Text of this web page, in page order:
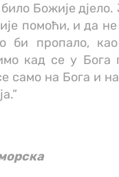
Божије
помоћи, и да
би пропало,
кад се у
само на Бога и